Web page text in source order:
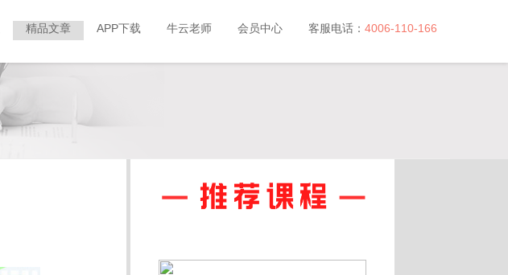
精品文章 APP下载 牛云老师 会员中心 客服电话： 4006-110-166